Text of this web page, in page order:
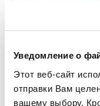
Уведомление о
Этот веб-сайт
отправки Вам
вашему выбору.
Den House private
A wood and
pines